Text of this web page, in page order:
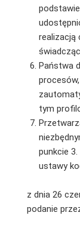
realizacją
Państwa
tym
punkcie
ustawy
z dnia 26
podanie